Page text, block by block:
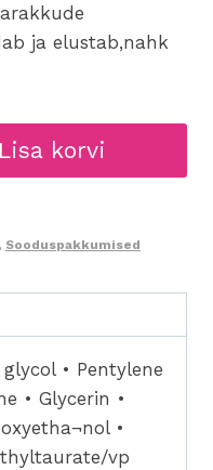
ja elustab,nahk
Lisa korvi
, Sooduspakkumised
• Pentylene
• Glycerin •
•
vp